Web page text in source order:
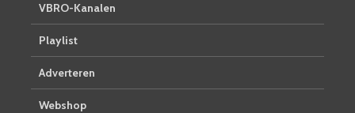
VBRO-Kanalen
Playlist
Adverteren
Webshop